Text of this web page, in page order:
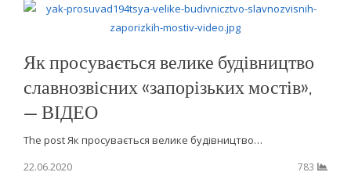
Як просувається велике будівництво
славнозвісних «запорізьких мостів»,
— ВІДЕО
The post Як просувається велике будівництво…
22.06.2020
783